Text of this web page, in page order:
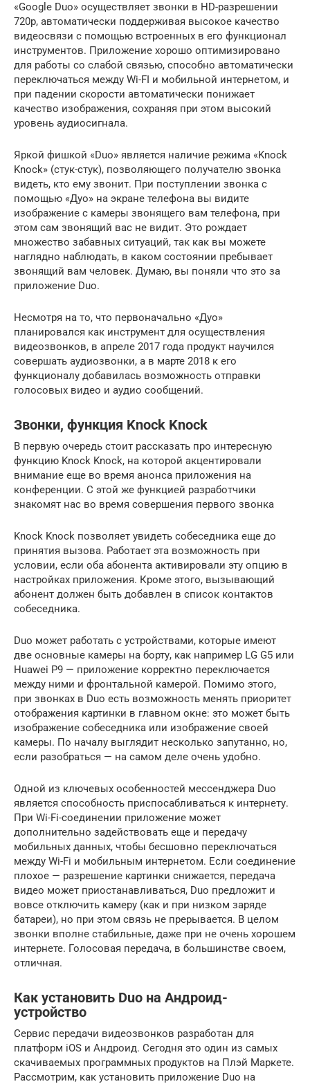
«Google Duo» осуществляет звонки в HD-разрешении
720p, автоматически поддерживая высокое качество
видеосвязи с помощью встроенных в его функционал
инструментов. Приложение хорошо оптимизировано
для работы со слабой связью, способно автоматически
переключаться между Wi-FI и мобильной интернетом, и
при падении скорости автоматически понижает
качество изображения, сохраняя при этом высокий
уровень аудиосигнала.
Яркой фишкой «Duo» является наличие режима «Knock
Knock» (стук-стук), позволяющего получателю звонка
видеть, кто ему звонит. При поступлении звонка с
помощью «Дуо» на экране телефона вы видите
изображение с камеры звонящего вам телефона, при
этом сам звонящий вас не видит. Это рождает
множество забавных ситуаций, так как вы можете
наглядно наблюдать, в каком состоянии пребывает
звонящий вам человек. Думаю, вы поняли что это за
приложение Duo.
Несмотря на то, что первоначально «Дуо»
планировался как инструмент для осуществления
видеозвонков, в апреле 2017 года продукт научился
совершать аудиозвонки, а в марте 2018 к его
функционалу добавилась возможность отправки
голосовых видео и аудио сообщений.
Звонки, функция Knock Knock
В первую очередь стоит рассказать про интересную
функцию Knock Knock, на которой акцентировали
внимание еще во время анонса приложения на
конференции. С этой же функцией разработчики
знакомят нас во время совершения первого звонка
Knock Knock позволяет увидеть собеседника еще до
принятия вызова. Работает эта возможность при
условии, если оба абонента активировали эту опцию в
настройках приложения. Кроме этого, вызывающий
абонент должен быть добавлен в список контактов
собеседника.
Duo может работать с устройствами, которые имеют
две основные камеры на борту, как например LG G5 или
Huawei P9 — приложение корректно переключается
между ними и фронтальной камерой. Помимо этого,
при звонках в Duo есть возможность менять приоритет
отображения картинки в главном окне: это может быть
изображение собеседника или изображение своей
камеры. По началу выглядит несколько запутанно, но,
если разобраться — на самом деле очень удобно.
Одной из ключевых особенностей мессенджера Duo
является способность приспосабливаться к интернету.
При Wi-Fi-соединении приложение может
дополнительно задействовать еще и передачу
мобильных данных, чтобы бесшовно переключаться
между Wi-Fi и мобильным интернетом. Если соединение
плохое — разрешение картинки снижается, передача
видео может приостанавливаться, Duo предложит и
вовсе отключить камеру (как и при низком заряде
батареи), но при этом связь не прерывается. В целом
звонки вполне стабильные, даже при не очень хорошем
интернете. Голосовая передача, в большинстве своем,
отличная.
Как установить Duo на Андроид-
устройство
Сервис передачи видеозвонков разработан для
платформ iOS и Андроид. Сегодня это один из самых
скачиваемых программных продуктов на Плэй Маркете.
Рассмотрим, как установить приложение Duo на